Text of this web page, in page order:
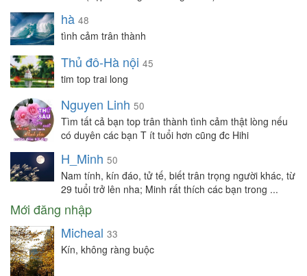
hà 48
tình cảm trân thành
Thủ đô-Hà nội 45
tim top trai long
Nguyen Linh 50
Tìm tất cả bạn top trân thành tình cảm thật lòng nếu
có duyên các bạn T ít tuổi hơn cũng đc Hihi
H_Minh 50
Nam tính, kín đáo, tử tế, biết trân trọng người khác, từ
29 tuổi trở lên nha; Minh rất thích các bạn trong ...
Mới đăng nhập
Micheal 33
Kín, không ràng buộc